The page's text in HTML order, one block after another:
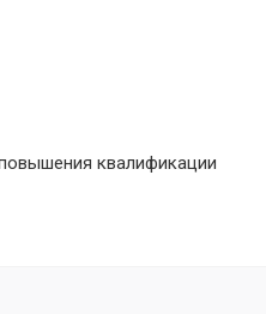
квалификации